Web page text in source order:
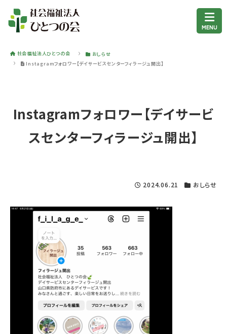
社会福祉法人ひとつの会
おしらせ
Instagramフォロワー【デイサービスセンターフィラージュ開出】
Instagramフォロワー【デイサービ
スセンターフィラージュ開出】
2024.06.21 おしらせ